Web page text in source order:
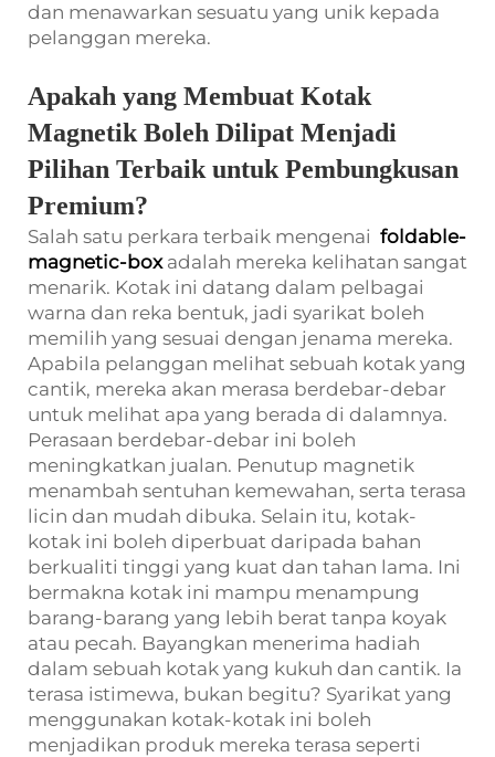
dan menawarkan sesuatu yang unik kepada
pelanggan mereka.
Apakah yang Membuat Kotak
Magnetik Boleh Dilipat Menjadi
Pilihan Terbaik untuk Pembungkusan
Premium?
Salah satu perkara terbaik mengenai foldable-
magnetic-box adalah mereka kelihatan sangat
menarik. Kotak ini datang dalam pelbagai
warna dan reka bentuk, jadi syarikat boleh
memilih yang sesuai dengan jenama mereka.
Apabila pelanggan melihat sebuah kotak yang
cantik, mereka akan merasa berdebar-debar
untuk melihat apa yang berada di dalamnya.
Perasaan berdebar-debar ini boleh
meningkatkan jualan. Penutup magnetik
menambah sentuhan kemewahan, serta terasa
licin dan mudah dibuka. Selain itu, kotak-
kotak ini boleh diperbuat daripada bahan
berkualiti tinggi yang kuat dan tahan lama. Ini
bermakna kotak ini mampu menampung
barang-barang yang lebih berat tanpa koyak
atau pecah. Bayangkan menerima hadiah
dalam sebuah kotak yang kukuh dan cantik. Ia
terasa istimewa, bukan begitu? Syarikat yang
menggunakan kotak-kotak ini boleh
menjadikan produk mereka terasa seperti